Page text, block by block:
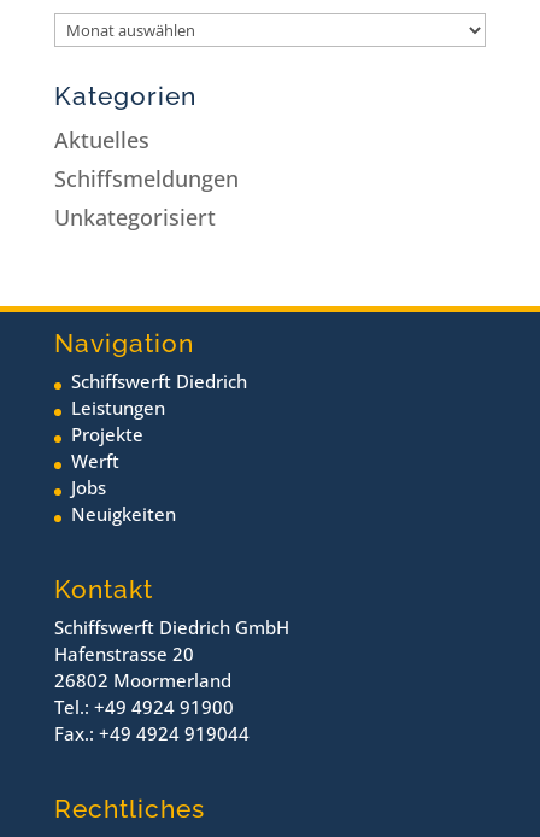
Kategorien
Aktuelles
Schiffsmeldungen
Unkategorisiert
Navigation
Schiffswerft Diedrich
Leistungen
Projekte
Werft
Jobs
Neuigkeiten
Kontakt
Schiffswerft Diedrich GmbH
Hafenstrasse 20
26802 Moormerland
Tel.: +49 4924 91900
Fax.: +49 4924 919044
Rechtliches